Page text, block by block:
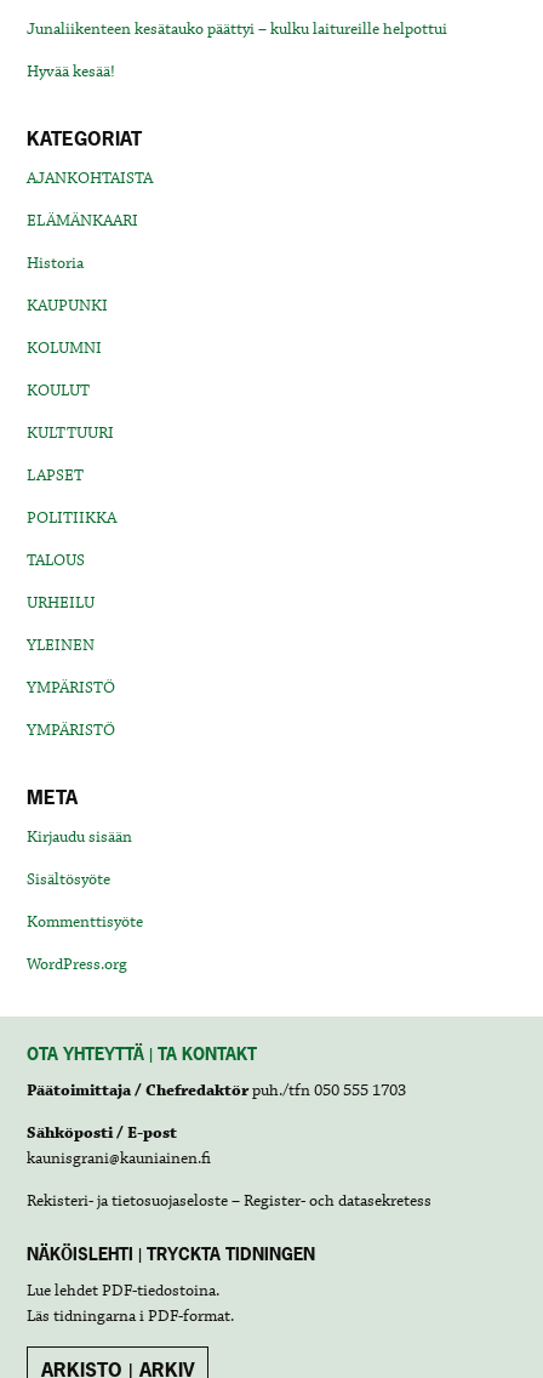
Junaliikenteen kesätauko päättyi – kulku laitureille helpottui
Hyvää kesää!
KATEGORIAT
AJANKOHTAISTA
ELÄMÄNKAARI
Historia
KAUPUNKI
KOLUMNI
KOULUT
KULTTUURI
LAPSET
POLITIIKKA
TALOUS
URHEILU
YLEINEN
YMPÄRISTÖ
YMPÄRISTÖ
META
Kirjaudu sisään
Sisältösyöte
Kommenttisyöte
WordPress.org
OTA YHTEYTTÄ | TA KONTAKT
Päätoimittaja / Chefredaktörpuh./tfn 050 555 1703
Sähköposti / E-post
kaunisgrani@kauniainen.fi
Rekisteri- ja tietosuojaseloste – Register- och datasekretess
NÄKÖISLEHTI | TRYCKTA TIDNINGEN
Lue lehdetPDF-tiedostoina.
Läs tidningarna iPDF-format.
ARKISTO | ARKIV